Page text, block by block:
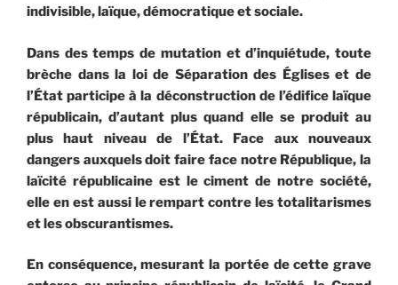
indivisible, laïque, démocratique et sociale.
Dans des temps de mutation et d’inquiétude, toute
brèche dans la loi de Séparation des Églises et de
l’État participe à la déconstruction de l’édifice laïque
républicain, d’autant plus quand elle se produit au
plus haut niveau de l’État. Face aux nouveaux
dangers auxquels doit faire face notre République, la
laïcité républicaine est le ciment de notre société,
elle en est aussi le rempart contre les totalitarismes
et les obscurantismes.
En conséquence, mesurant la portée de cette grave